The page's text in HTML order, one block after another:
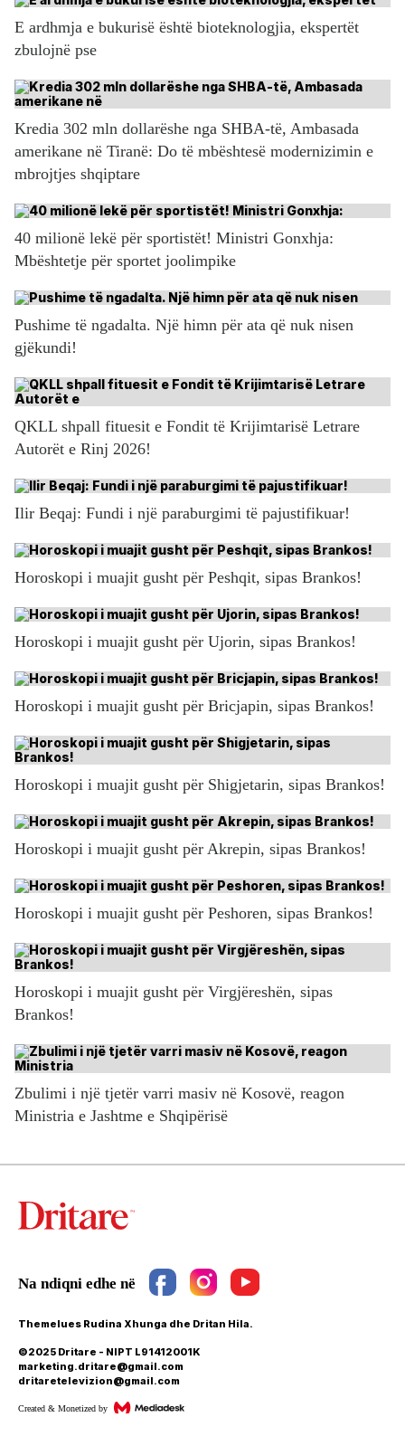
E ardhmja e bukurisë është bioteknologjia, ekspertët
zbulojnë pse
Kredia 302 mln dollarëshe nga SHBA-të, Ambasada
amerikane në Tiranë: Do të mbështesë modernizimin e
mbrojtjes shqiptare
40 milionë lekë për sportistët! Ministri Gonxhja:
Mbështetje për sportet joolimpike
Pushime të ngadalta. Një himn për ata që nuk nisen
gjëkundi!
QKLL shpall fituesit e Fondit të Krijimtarisë Letrare
Autorët e Rinj 2026!
Ilir Beqaj: Fundi i një paraburgimi të pajustifikuar!
Horoskopi i muajit gusht për Peshqit, sipas Brankos!
Horoskopi i muajit gusht për Ujorin, sipas Brankos!
Horoskopi i muajit gusht për Bricjapin, sipas Brankos!
Horoskopi i muajit gusht për Shigjetarin, sipas Brankos!
Horoskopi i muajit gusht për Akrepin, sipas Brankos!
Horoskopi i muajit gusht për Peshoren, sipas Brankos!
Horoskopi i muajit gusht për Virgjëreshën, sipas
Brankos!
Zbulimi i një tjetër varri masiv në Kosovë, reagon
Ministria e Jashtme e Shqipërisë
Themelues Rudina Xhunga dhe Dritan Hila.
©2025 Dritare - NIPT L91412001K
marketing.dritare@gmail.com
dritaretelevizion@gmail.com
Created & Monetized by